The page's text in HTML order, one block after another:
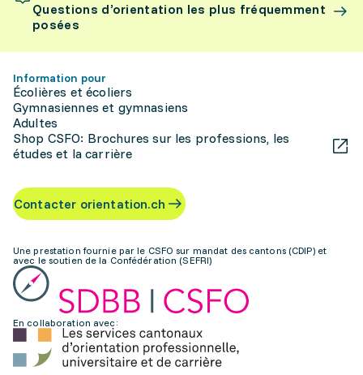
Questions d’orientation les plus fréquemment
posées
Information pour
Écolières et écoliers
Gymnasiennes et gymnasiens
Adultes
Shop CSFO: Brochures sur les professions, les
études et la carrière
Contacter orientation.ch
Une prestation fournie par le CSFO sur mandat des cantons (CDIP) et
avec le soutien de la Confédération (SEFRI)
En collaboration avec: